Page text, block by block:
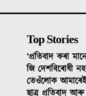
Top Stories
‘প্ৰতিবাদ কৰা
জি দেশবিৰোধী
তেওঁলোক আমাৰেই